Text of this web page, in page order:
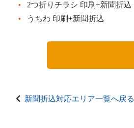
2つ折りチラシ 印刷+新聞折込
うちわ 印刷+新聞折込
新聞折込対応エリア一覧へ戻る